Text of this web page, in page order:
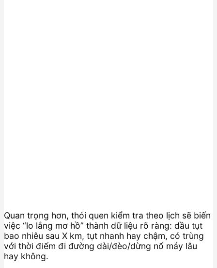
Quan trọng hơn, thói quen kiểm tra theo lịch sẽ biến
việc “lo lắng mơ hồ” thành dữ liệu rõ ràng: dầu tụt
bao nhiêu sau X km, tụt nhanh hay chậm, có trùng
với thời điểm đi đường dài/đèo/dừng nổ máy lâu
hay không.